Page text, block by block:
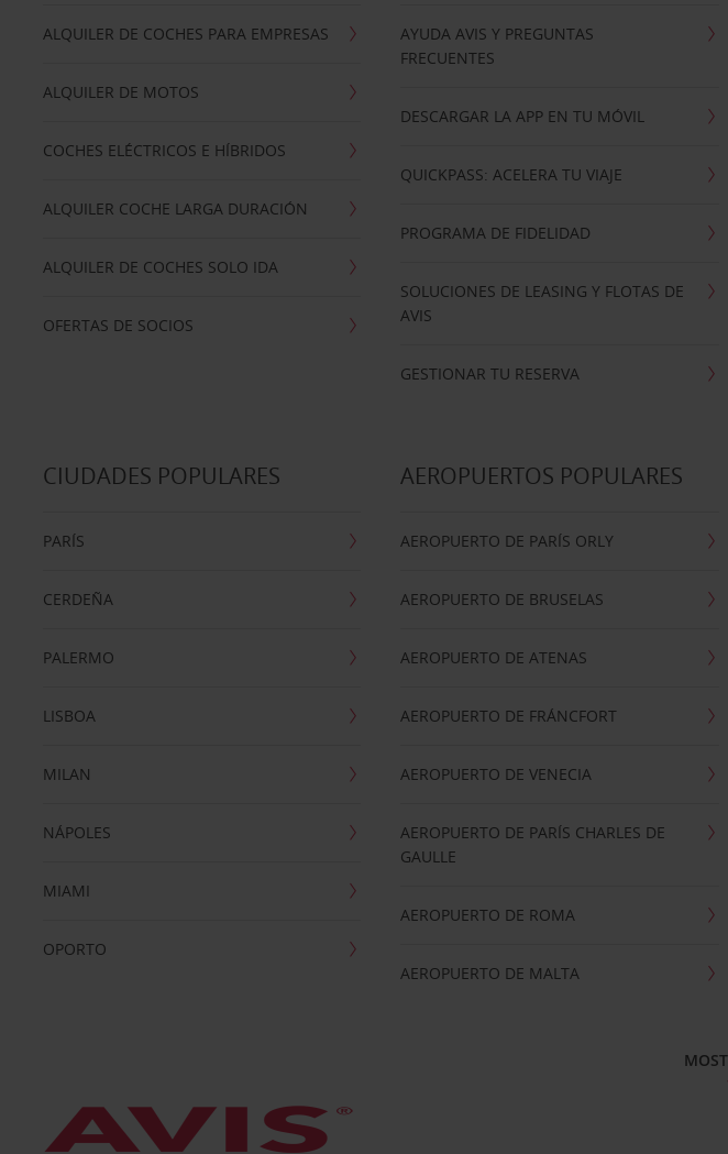
ALQUILER DE COCHES PARA EMPRESAS
ALQUILER DE MOTOS
COCHES ELÉCTRICOS E HÍBRIDOS
ALQUILER COCHE LARGA DURACIÓN
ALQUILER DE COCHES SOLO IDA
OFERTAS DE SOCIOS
AYUDA AVIS Y PREGUNTAS
FRECUENTES
DESCARGAR LA APP EN TU MÓVIL
QUICKPASS: ACELERA TU VIAJE
PROGRAMA DE FIDELIDAD
SOLUCIONES DE LEASING Y FLOTAS DE
AVIS
GESTIONAR TU RESERVA
CIUDADES POPULARES
PARÍS
CERDEÑA
PALERMO
LISBOA
MILAN
NÁPOLES
MIAMI
OPORTO
AEROPUERTOS POPULARES
AEROPUERTO DE PARÍS ORLY
AEROPUERTO DE BRUSELAS
AEROPUERTO DE ATENAS
AEROPUERTO DE FRÁNCFORT
AEROPUERTO DE VENECIA
AEROPUERTO DE PARÍS CHARLES DE
GAULLE
AEROPUERTO DE ROMA
AEROPUERTO DE MALTA